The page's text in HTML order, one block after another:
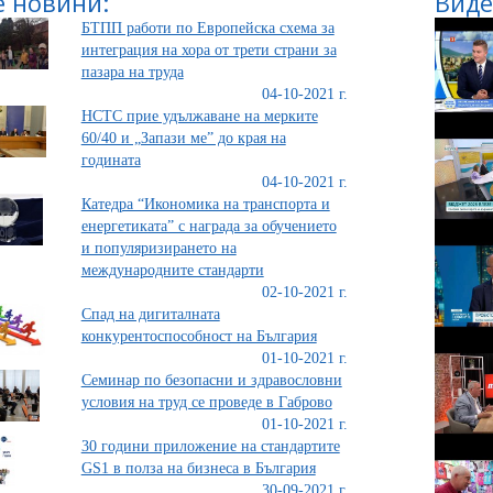
БТПП работи по Европейска схема за
интеграция на хора от трети страни за
пазара на труда
04-10-2021 г.
НСТС прие удължаване на мерките
60/40 и „Запази ме” до края на
годината
04-10-2021 г.
Катедра “Икономика на транспорта и
енергетиката” с награда за обучението
и популяризирането на
международните стандарти
02-10-2021 г.
Спад на дигиталната
конкурентоспособност на България
01-10-2021 г.
Семинар по безопасни и здравословни
условия на труд се проведе в Габрово
01-10-2021 г.
30 години приложение на стандартите
GS1 в полза на бизнеса в България